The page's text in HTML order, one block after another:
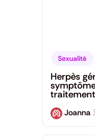
Sexualité
Herpès
Joanna